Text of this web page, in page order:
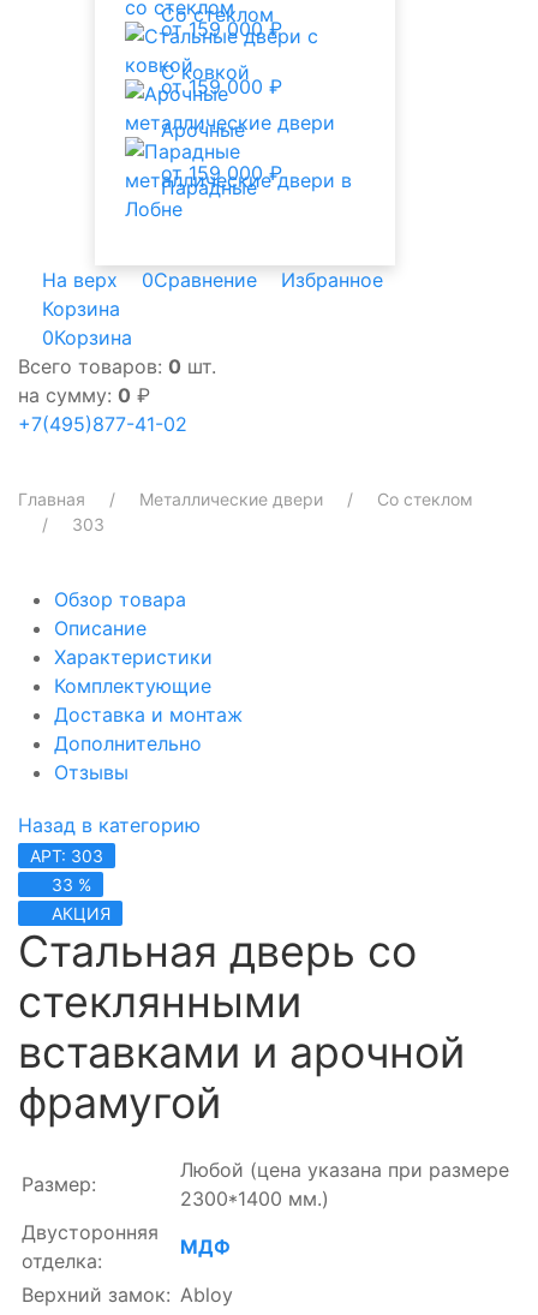
Со стеклом
С ковкой
от 159 000 ₽
Арочные
от 159 000 ₽
Парадные
от 159 000 ₽
На верх 0Сравнение
Избранное
Корзина
0Корзина
Всего товаров: 0 шт.
на сумму: 0 ₽
+7(495)877-41-02
Главная Металлические двери
Со стеклом
303
Обзор товара
Описание
Характеристики
Комплектующие
Доставка и монтаж
Дополнительно
Отзывы
Назад в категорию
АРТ: 303
33 %
АКЦИЯ
Стальная дверь со
стеклянными
вставками и арочной
фрамугой
Размер:
Любой (цена указана при размере
2300*1400 мм.)
Двусторонняя
отделка:
МДФ
Верхний замок: Abloy